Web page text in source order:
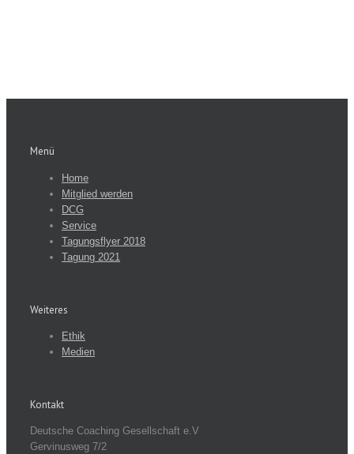
Menü
Home
Mitglied werden
DCG
Service
Tagungsflyer 2018
Tagung 2021
Weiteres
Ethik
Medien
Kontakt
Deutsche Coaching Gesellschaft e.V
Gervinusweg 7/2